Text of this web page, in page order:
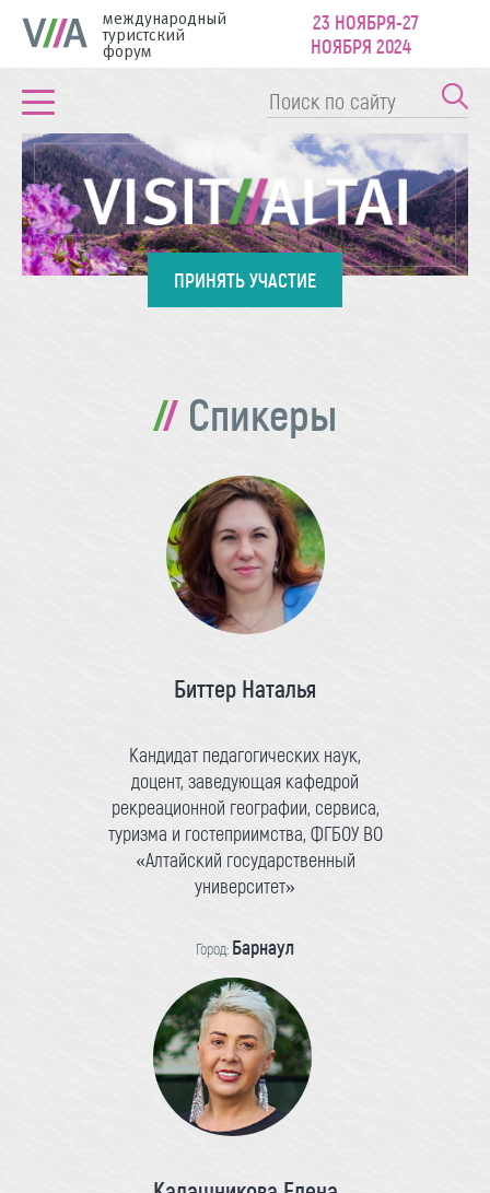
международный
туристский
форум
23 НОЯБРЯ-27
НОЯБРЯ 2024
ПРИНЯТЬ УЧАСТИЕ
Спикеры
Биттер Наталья
Кандидат педагогических наук,
доцент, заведующая кафедрой
рекреационной географии, сервиса,
туризма и гостеприимства, ФГБОУ ВО
«Алтайский государственный
университет»
Город: Барнаул